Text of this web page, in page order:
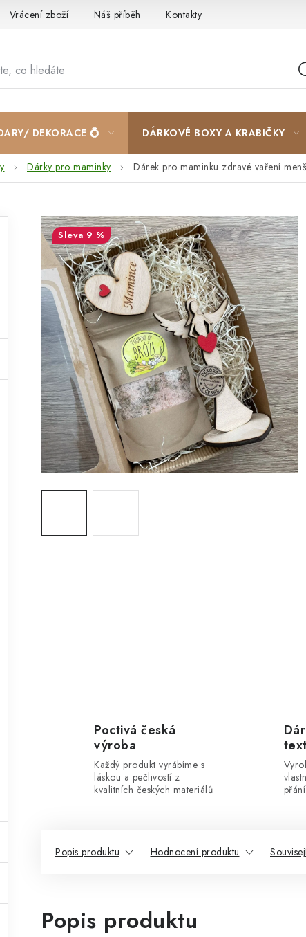
Vrácení zboží Náš příběh Kontakty
DEKORACE 💍 DÁRKOVÉ BOXY A KRABIČKY
Dárky pro maminky Dárek pro maminku zdravé vaření
9 %
Poctivá česká
výroba
Každý produkt vyrábíme s
láskou a pečlivostí z
kvalitních českých materiálů
přání
Popis produktu Hodnocení produktu
Popis produktu